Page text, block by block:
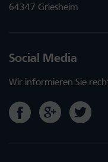
64347 Griesheim
Social Media
Wir informieren Sie